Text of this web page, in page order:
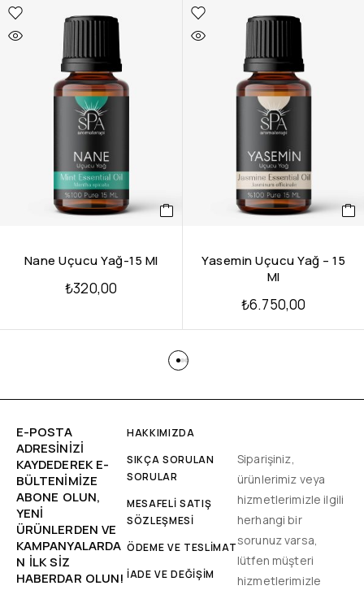
Nane Uçucu Yağ-15 Ml
₺320,00
Yasemin Uçucu Yağ – 15
Ml
₺6.750,00
E-POSTA
ADRESINIZI
KAYDEDEREK E-
BÜLTENIMIZE
ABONE OLUN,
YENİ
ÜRÜNLERDEN VE
KAMPANYALARDA
N ILK SIZ
HABERDAR OLUN!
HAKKIMIZDA
SIKÇA SORULAN
SORULAR
MESAFELİ SATIŞ
SÖZLEŞMESİ
ÖDEME VE TESLİMAT
İADE VE DEĞİŞİM
Siparişiniz,
ürünlerimiz veya
hizmetlerimizle ilgili
herhangi bir
sorunuz varsa,
lütfen müşteri
hizmetlerimizle